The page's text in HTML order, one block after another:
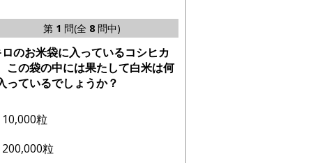
第 1 問(全 8問中)
のお米袋に入っているコシヒカ
この袋の中には果たして白米は何
っているでしょうか？
10,000粒
200,000粒